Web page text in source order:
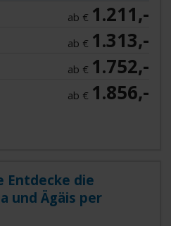
ab € 1.211,-
ab € 1.313,-
ab € 1.752,-
ab € 1.856,-
Entdecke die
und Ägäis per